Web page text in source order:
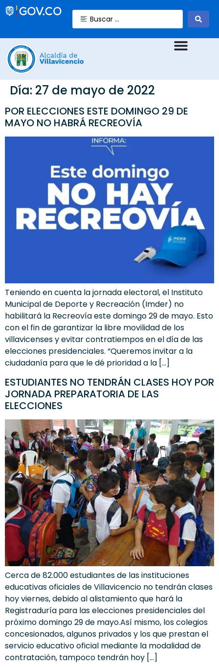
Día: 27 de mayo de 2022
POR ELECCIONES ESTE DOMINGO 29 DE
MAYO NO HABRÁ RECREOVÍA
Teniendo en cuenta la jornada electoral, el Instituto
Municipal de Deporte y Recreación (Imder) no
habilitará la Recreovía este domingo 29 de mayo. Esto
con el fin de garantizar la libre movilidad de los
villavicenses y evitar contratiempos en el día de las
elecciones presidenciales. “Queremos invitar a la
ciudadanía para que le dé prioridad a la […]
ESTUDIANTES NO TENDRÁN CLASES HOY POR
JORNADA PREPARATORIA DE LAS
ELECCIONES
Cerca de 82.000 estudiantes de las instituciones
educativas oficiales de Villavicencio no tendrán clases
hoy viernes, debido al alistamiento que hará la
Registraduría para las elecciones presidenciales del
próximo domingo 29 de mayo.Así mismo, los colegios
concesionados, algunos privados y los que prestan el
servicio educativo oficial mediante la modalidad de
contratación, tampoco tendrán hoy […]